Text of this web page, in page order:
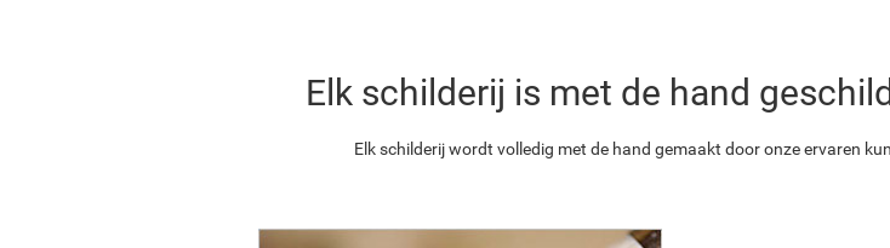
Elk schilderij is met de hand
Elk schilderij wordt volledig met de hand gemaakt door onze ervaren